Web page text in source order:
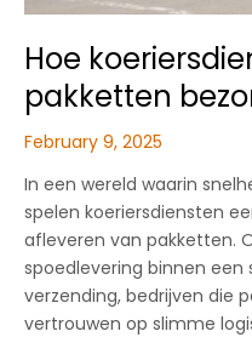
Hoe
pakketten
February 9, 2025
In een wereld waarin
spelen koeriersdiensten
afleveren van pakketten.
spoedlevering binnen
verzending, bedrijven die
vertrouwen op slimme